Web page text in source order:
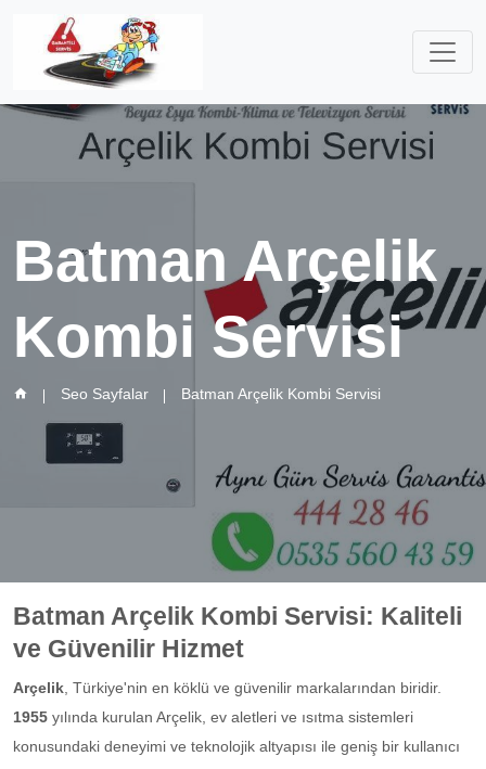
Batman Arçelik
Kombi Servisi
Seo Sayfalar Batman Arçelik Kombi Servisi
Batman Arçelik Kombi Servisi: Kaliteli
ve Güvenilir Hizmet
Arçelik , Türkiye'nin en köklü ve güvenilir markalarından biridir.
1955 yılında kurulan Arçelik, ev aletleri ve ısıtma sistemleri
konusundaki deneyimi ve teknolojik altyapısı ile geniş bir kullanıcı